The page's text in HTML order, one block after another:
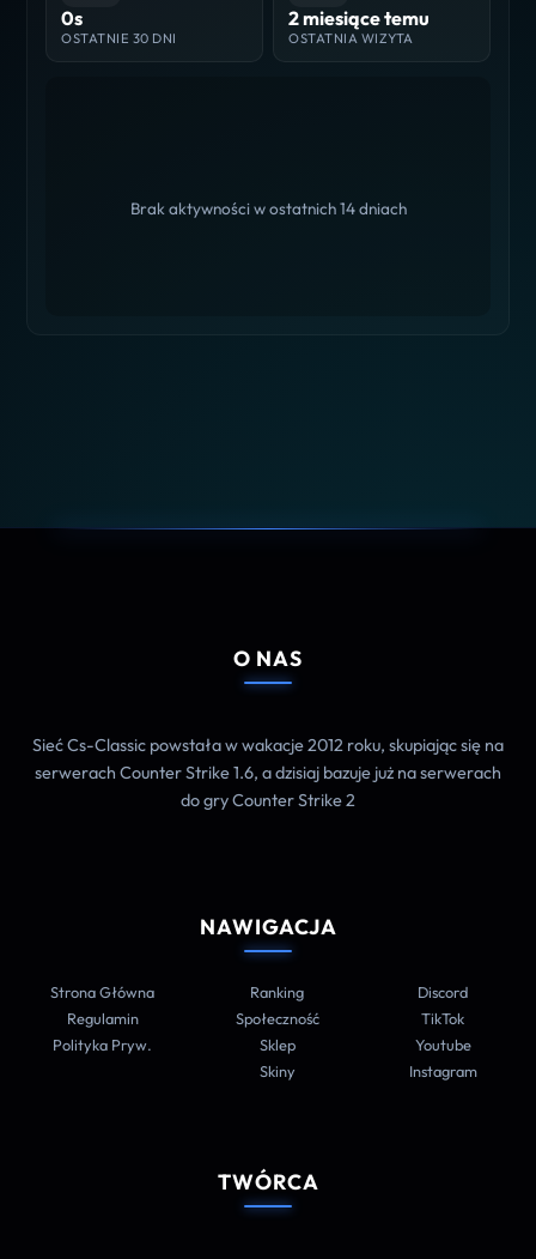
0s
OSTATNIE 30 DNI
2 miesiące temu
OSTATNIA WIZYTA
Brak aktywności w ostatnich 14 dniach
O NAS
Sieć Cs-Classic powstała w wakacje 2012 roku, skupiając się na
serwerach Counter Strike 1.6, a dzisiaj bazuje już na serwerach
do gry Counter Strike 2
NAWIGACJA
Strona Główna
Regulamin
Polityka Pryw.
Ranking
Społeczność
Sklep
Skiny
Discord
TikTok
Youtube
Instagram
TWÓRCA